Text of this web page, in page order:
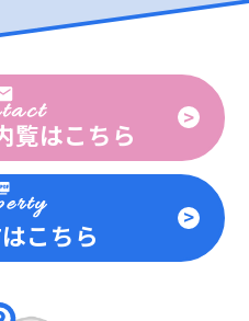
覧はこちら
はこちら